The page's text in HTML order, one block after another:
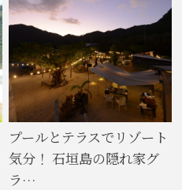
プールとテラスでリゾート
気分！ 石垣島の隠れ家グ
ラ…